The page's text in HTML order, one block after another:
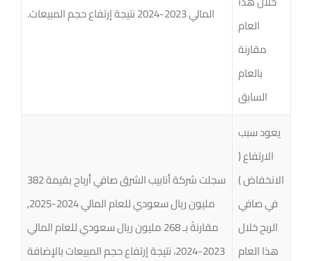
العام
مقارنة
بالعام
السابق
المالي 2023-2024 نتيجة إرتفاع حجم المبيعات.
يعود سبب
الارتفاع (
الانخفاض )
في صافي
الربح خلال
هذا العام
سجلت شركة أنابيب الشرق صافي أرباح بقيمة 382
مليون ريال سعودي للعام المالي 2024-2025,
مقارنةً بـ 268 مليون ريال سعودي للعام المالي
2023-2024، نتيجة إرتفاع حجم المبيعات بالإضافة